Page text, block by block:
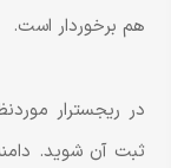
هم برخوردار است.​
در ریجسترار
ثبت آن شوید.